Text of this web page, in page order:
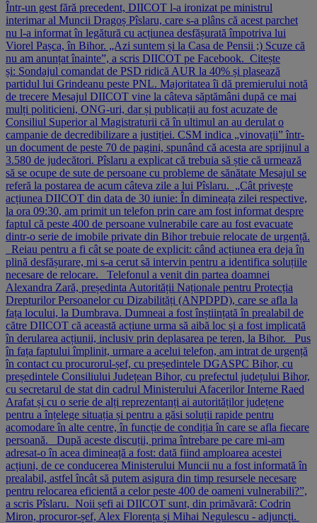
Într-un gest fără precedent, DIICOT l-a ironizat pe ministrul
interimar al Muncii Dragoș Pîslaru, care s-a plâns că acest parchet
nu l-a informat în legătură cu acțiunea desfășurată împotriva lui
Viorel Pașca, în Bihor. „Azi suntem și la Casa de Pensii ;) Scuze că
nu am anunțat înainte”, a scris DIICOT pe Facebook. Citește
și: Sondajul comandat de PSD ridică AUR la 40% și plasează
partidul lui Grindeanu peste PNL. Majoritatea îi dă premierului notă
de trecere Mesajul DIICOT vine la câteva săptămâni după ce mai
mulți politicieni, ONG-uri, dar și publicații au fost acuzate de
Consiliul Superior al Magistraturii că în ultimul an au derulat o
campanie de decredibilizare a justiției. CSM indica „vinovații” într-
un document de peste 70 de pagini, spunând că acesta are sprijinul a
3.580 de judecători. Pîslaru a explicat că trebuia să știe că urmează
să se ocupe de sute de persoane cu probleme de sănătate Mesajul se
referă la postarea de acum câteva zile a lui Pîslaru. „Cât privește
acțiunea DIICOT din data de 30 iunie: În dimineața zilei respective,
la ora 09:30, am primit un telefon prin care am fost informat despre
faptul că peste 400 de persoane vulnerabile care au fost evacuate
dintr-o serie de imobile private din Bihor trebuie relocate de urgență.
Reiau pentru a fi cât se poate de explicit: când acțiunea era deja în
plină desfășurare, mi s-a cerut să intervin pentru a identifica soluțiile
necesare de relocare. Telefonul a venit din partea doamnei
Alexandra Zară, președinta Autorității Naționale pentru Protecția
Drepturilor Persoanelor cu Dizabilități (ANPDPD), care se afla la
fața locului, la Dumbrava. Dumneai a fost înștiințată în prealabil de
către DIICOT că această acțiune urma să aibă loc și a fost implicată
în derularea acțiunii, inclusiv prin deplasarea pe teren, la Bihor. Pus
în fața faptului împlinit, urmare a acelui telefon, am intrat de urgență
în contact cu procurorul-șef, cu președintele DGASPC Bihor, cu
președintele Consiliului Județean Bihor, cu prefectul județului Bihor,
cu secretarul de stat din cadrul Ministerului Afacerilor Interne Raed
Arafat și cu o serie de alți reprezentanți ai autorităților județene
pentru a înțelege situația și pentru a găsi soluții rapide pentru
acomodare în alte centre, în funcție de condiția în care se afla fiecare
persoană. După aceste discuții, prima întrebare pe care mi-am
adresat-o în acea dimineață a fost: dată fiind amploarea acestei
acțiuni, de ce conducerea Ministerului Muncii nu a fost informată în
prealabil, astfel încât să putem asigura din timp resursele necesare
pentru relocarea eficientă a celor peste 400 de oameni vulnerabili?”,
a scris Pîslaru. Noii șefi ai DIICOT sunt, din primăvară: Codrin
Miron, procuror-șef, Alex Florența și Mihai Negulescu - adjuncți.